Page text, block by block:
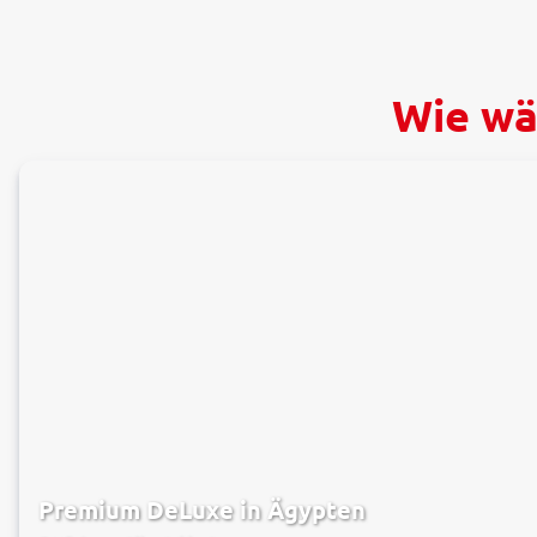
Wie
Premium DeLuxe in Ägypten